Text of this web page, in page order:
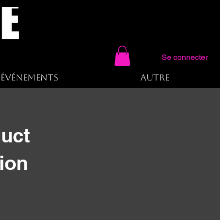
Se connecter
Événements Autre